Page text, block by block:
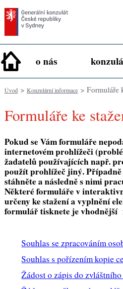
o nás
Úvod> Konzulární informace> Formuláře
Formuláře ke
Pokud se Vám formuláře
internetovém prohlížeči
žadatelů používajících např.
použít prohlížeč jiný.
stáhněte a následně s nimi
Některé formuláře v
určeny ke stažení a vyplnění
formulář tisknete je vhodnější
Souhlas se zpracováním
Souhlas s pořízením kopie
Žádost o zápis do